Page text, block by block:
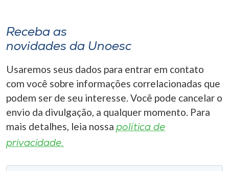
Receba as
novidades da Unoesc
Usaremos seus dados para entrar em contato
com você sobre informações correlacionadas que
podem ser de seu interesse. Você pode cancelar o
envio da divulgação, a qualquer momento. Para
mais detalhes, leia nossa política de
privacidade.